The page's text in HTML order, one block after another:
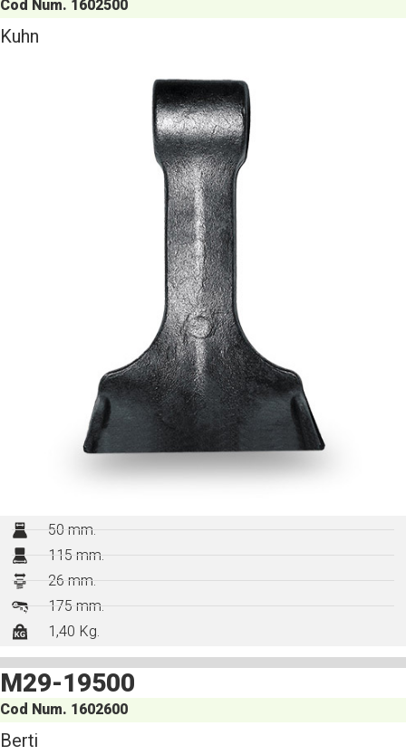
Cod Num. 1602500
Kuhn
50 mm.
115 mm.
26 mm.
175 mm.
1,40 Kg.
M29-19500
Cod Num. 1602600
Berti